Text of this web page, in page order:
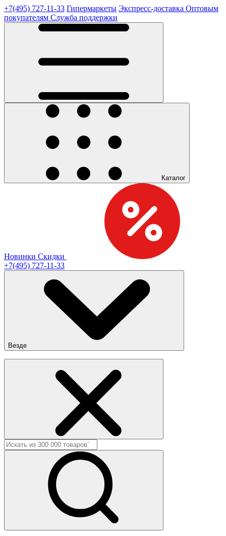
+7(495) 727-11-33 Гипермаркеты Экспресс-доставка Оптовым
покупателям Служба поддержки
Каталог
Новинки Скидки
+7(495) 727-11-33
Везде